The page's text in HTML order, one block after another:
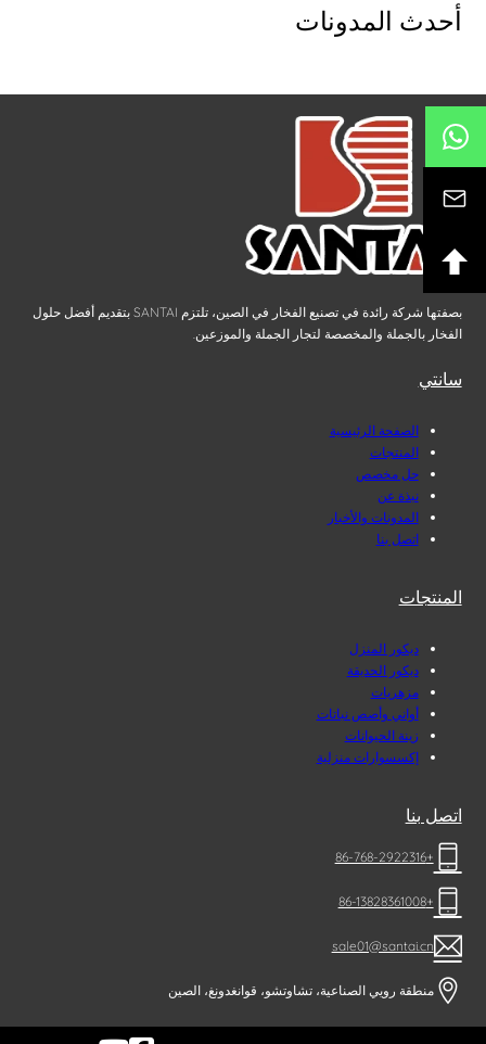
أحدث المدونات
بصفتها شركة رائدة في تصنيع الفخار في الصين، تلتزم SANTAI بتقديم أفضل حلول
الفخار بالجملة والمخصصة لتجار الجملة والموزعين.
سانتي
الصفحة الرئيسية
المنتجات
حل مخصص
نبذة عن
المدونات والأخبار
اتصل بنا
المنتجات
ديكور المنزل
ديكور الحديقة
مزهريات
أواني وأصص نباتات
زينة الحيوانات
إكسسوارات منزلية
اتصل بنا
+86-768-2922316
+86-13828361008
sale01@santai.cn
منطقة رويي الصناعية، تشاوتشو، قوانغدونغ، الصين